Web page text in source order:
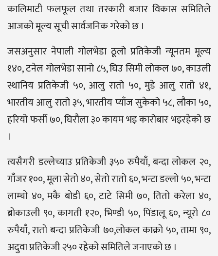
कालिमाटी फलफूल तथा तरकारी बजार विकास समितिले
आजको मूल्य सूची सार्वजनिक गरेको छ ।
जसअनुसार नेपाली गोलभेडा ठूलो प्रतिकेजी न्यूनतम मूल्य
१४०, टनेल गोलभेडा सानो ८५, घिउ सिमी लोकल ७०, काउली
स्थानिय प्रतिकेजी ५०, आलु रातो ५०, मुडे आलु रातो ४१,
भारतीय आलु रातो ३५, भारतीय प्याँज सुकेको ५८, लौका ५०,
हरियो फर्सी ७०, घिरौला ३० कायम भइ कारोबार भइरहेको छ
।
त्यसैगरी डल्लेच्याउ प्रतिकेजी ३५० रुपैयाँ, बन्दा लोकल २०,
गाँजर १००, मूला सेतो ४०, सेतो रातो ६०, भन्टा डल्लो ५०, भन्टा
लाम्चो ४०, मकै बोडी ६०, टाटे सिमी ७०, तितो करेला ४०,
ब्रोकाउली ९०, कागती १२०, भिण्डी ५०, पिंडालू ६०, न्यूरो ८०
रुपैयाँ, रातो बन्दा प्रतिकेजी ७०,लोकल काक्रो ५०, तामा ९०,
अदुवा प्रतिकेजी २५० रहेको समितिले जनाएको छ ।